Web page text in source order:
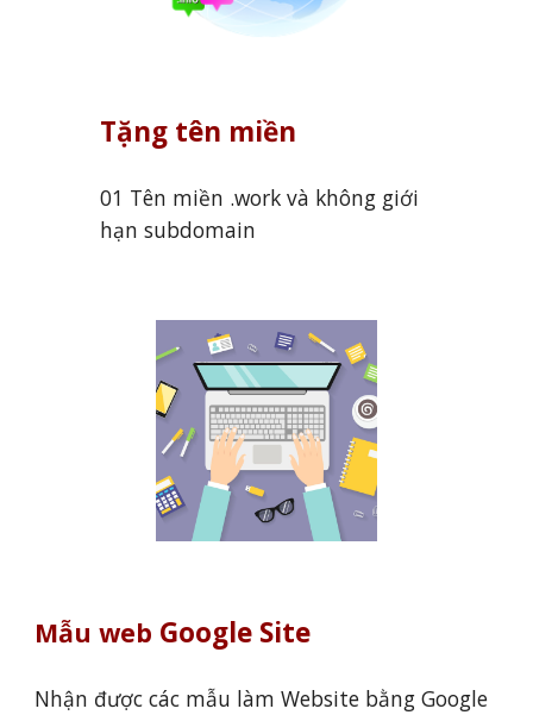
Tặng tên miền
01 Tên miền .work và không giới
hạn subdomain
Mẫu web Google Site
Nhận được các mẫu làm Website bằng Google